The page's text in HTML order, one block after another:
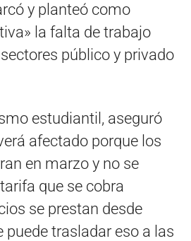
y planteó como
la falta de trabajo
público y privado
estudiantil, aseguró
afectado porque los
en marzo y no se
que se cobra
se prestan desde
puede trasladar eso a las